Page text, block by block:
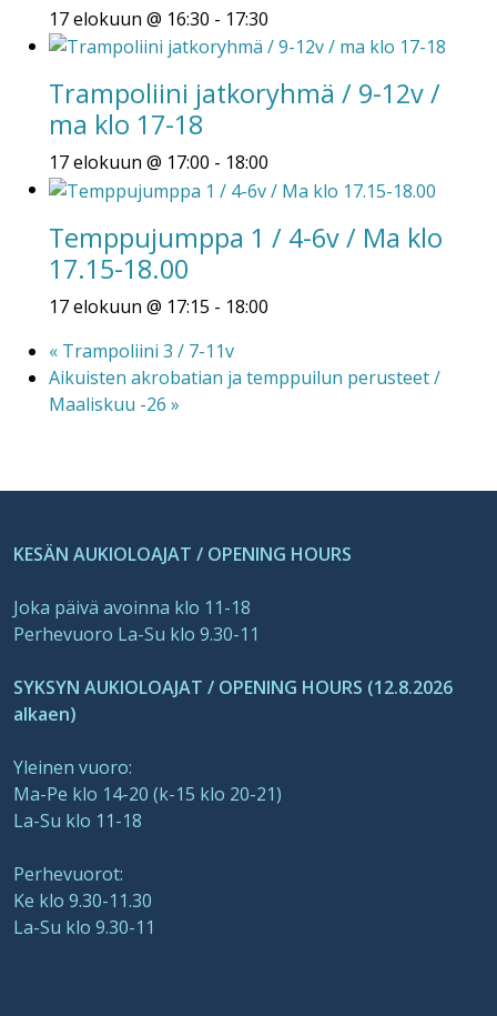
17 elokuun @ 16:30 - 17:30
Trampoliini jatkoryhmä / 9-12v /
ma klo 17-18
17 elokuun @ 17:00 - 18:00
Temppujumppa 1 / 4-6v / Ma klo
17.15-18.00
17 elokuun @ 17:15 - 18:00
« Trampoliini 3 / 7-11v
Aikuisten akrobatian ja temppuilun perusteet /
Maaliskuu -26 »
KESÄN AUKIOLOAJAT / OPENING HOURS
Joka päivä avoinna klo 11-18
Perhevuoro La-Su klo 9.30-11
SYKSYN AUKIOLOAJAT / OPENING HOURS (12.8.2026
alkaen)
Yleinen vuoro:
Ma-Pe klo 14-20 (k-15 klo 20-21)
La-Su klo 11-18
Perhevuorot:
Ke klo 9.30-11.30
La-Su klo 9.30-11